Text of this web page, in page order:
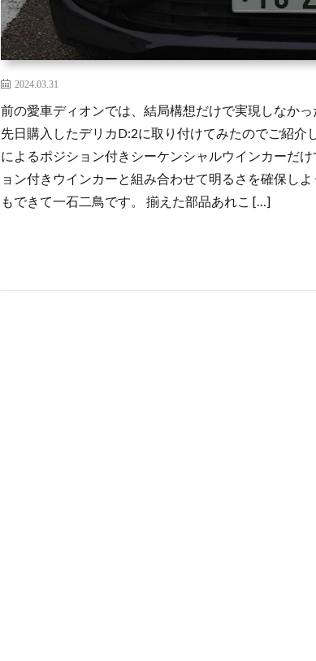
2024.03.31
前の愛車ディオンでは、結局構想だけで実現しなか
先日購入したデリカD:2に取り付けてみたのでご紹介
によるポジション付きシーケンシャルウインカーだ
ョン付きウインカーと組み合わせて明るさを確保し
もできて一石二鳥です。 揃えた部品あれこ […]